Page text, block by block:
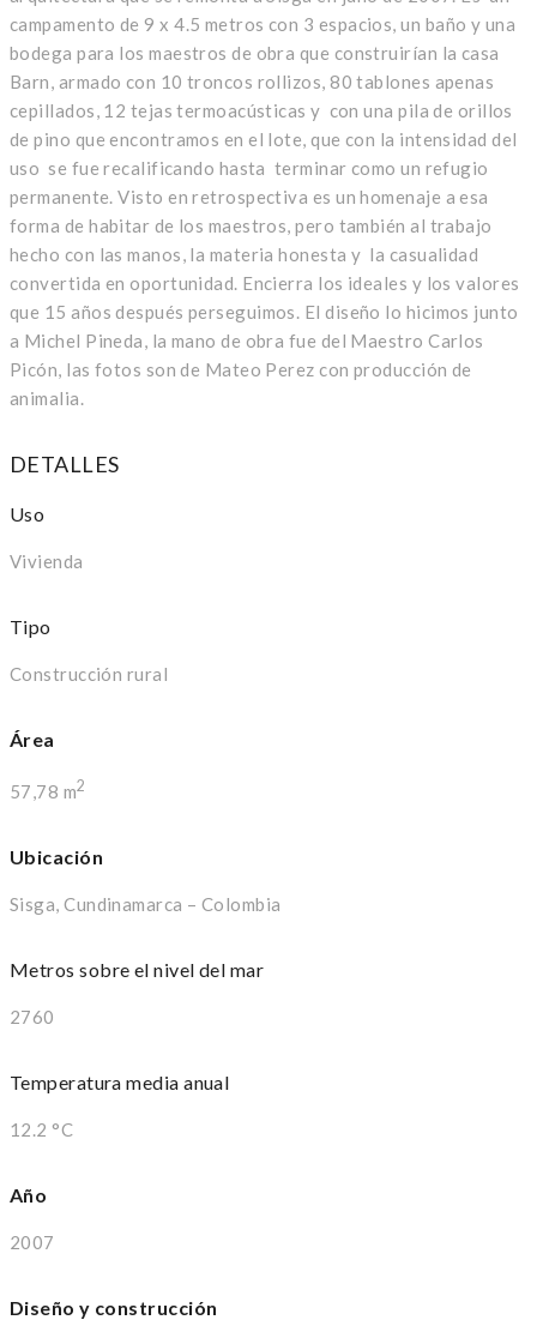
campamento de 9 x 4.5 metros con 3 espacios, un baño y una
bodega para los maestros de obra que construirían la casa
Barn, armado con 10 troncos rollizos, 80 tablones apenas
cepillados, 12 tejas termoacústicas y con una pila de orillos
de pino que encontramos en el lote, que con la intensidad del
uso se fue recalificando hasta terminar como un refugio
permanente. Visto en retrospectiva es un homenaje a esa
forma de habitar de los maestros, pero también al trabajo
hecho con las manos, la materia honesta y la casualidad
convertida en oportunidad. Encierra los ideales y los valores
que 15 años después perseguimos. El diseño lo hicimos junto
a Michel Pineda, la mano de obra fue del Maestro Carlos
Picón, las fotos son de Mateo Perez con producción de
animalia.
DETALLES
Uso
Vivienda
Tipo
Construcción rural
Área
57,78 m2
Ubicación
Sisga, Cundinamarca – Colombia
Metros sobre el nivel del mar
2760
Temperatura media anual
12.2 °C
Año
2007
Diseño y construcción